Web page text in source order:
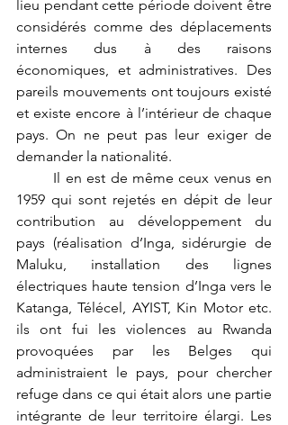
lieu pendant cette période doivent être
considérés comme des déplacements
internes dus à des raisons
économiques, et administratives. Des
pareils mouvements ont toujours existé
et existe encore à l’intérieur de chaque
pays. On ne peut pas leur exiger de
demander la nationalité.
1959 qui sont rejetés en dépit de leur
contribution au développement du
pays (réalisation d’Inga, sidérurgie de
Maluku, installation des lignes
électriques haute tension d’Inga vers le
Katanga, Télécel, AYIST, Kin Motor etc.
ils ont fui les violences au Rwanda
provoquées par les Belges qui
administraient le pays, pour chercher
refuge dans ce qui était alors une partie
intégrante de leur territoire élargi. Les